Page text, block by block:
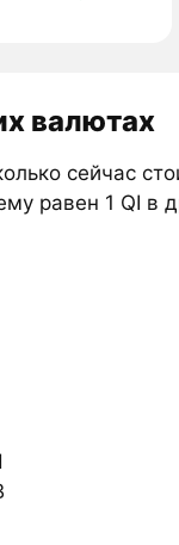
валютах
сейчас
равен 1 QI в